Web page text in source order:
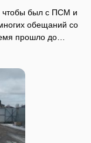
чтобы был с ПСМ и
обещаний со
прошло до
ли данная
мне
Артёмом.Т.
есть ли
оказался в
я подписал и
чего выслали
Ловол. Я